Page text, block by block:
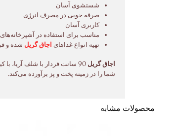
شستشوی آسان
صرفه جویی در مصرف انرژی
کاربری آسان
مناسب برای استفاده در
تهیه انواع غذاهای اجاق گریل شده و
اجاق گریل
90 سانت فردار با شلف آریا،
شما را در زمینه پخت و پز برآورده می‌کند.
محصولات مشابه